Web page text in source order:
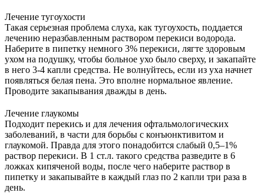
Лечение тугоухости
Такая серьезная проблема слуха, как тугоухость, поддается
лечению неразбавленным раствором перекиси водорода.
Наберите в пипетку немного 3% перекиси, лягте здоровым
ухом на подушку, чтобы больное ухо было сверху, и закапайте
в него 3-4 капли средства. Не волнуйтесь, если из уха начнет
появляться белая пена. Это вполне нормальное явление.
Проводите закапывания дважды в день.
Лечение глаукомы
Подходит перекись и для лечения офтальмологических
заболеваний, в части для борьбы с конъюнктивитом и
глаукомой. Правда для этого понадобится слабый 0,5–1%
раствор перекиси. В 1 ст.л. такого средства разведите в 6
ложках кипяченой воды, после чего наберите раствор в
пипетку и закапывайте в каждый глаз по 2 капли три раза в
день.